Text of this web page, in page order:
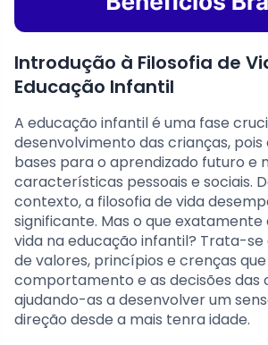
Introdução à Filosofia de
Educação Infantil
A educação infantil é uma fase
desenvolvimento das crianças,
bases para o aprendizado futuro e
características pessoais e sociais.
contexto, a filosofia de vida
significante. Mas o que exatamente
vida na educação infantil? Trata-
de valores, princípios e crenças
comportamento e as decisões das
ajudando-as a desenvolver um
direção desde a mais tenra idade.